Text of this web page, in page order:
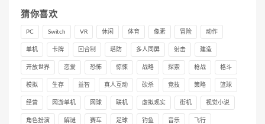
猜你喜欢
PC Switch VR 休闲 体育 像素 冒险 动作
单机 卡牌 回合制 塔防 多人同屏 射击 建造
开放世界 恋爱 恐怖 惊悚 战略 探索 枪战 格斗
模拟 生存 益智 真人互动 砍杀 竞技 策略 篮球
经营 网游单机 网球 联机 虚拟现实 街机 视觉小说
角色扮演 解谜 赛车 足球 钓鱼 音乐 飞行